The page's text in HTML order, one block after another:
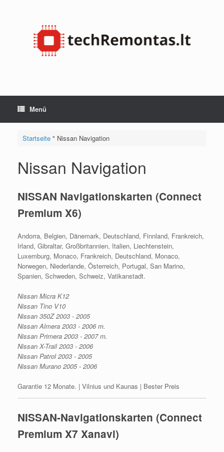
Menü
Startseite" Nissan Navigation
Nissan Navigation
NISSAN Navigationskarten (Connect
Premium X6)
Andorra, Belgien, Dänemark, Deutschland, Finnland, Frankreich,
Irland, Gibraltar, Großbritannien, Italien, Liechtenstein,
Luxemburg, Monaco, Frankreich, Deutschland, Monaco,
Norwegen, Niederlande, Österreich, Portugal, San Marino,
Spanien, Schweden, Schweiz, Vatikanstadt.
Nissan Micra K12
Nissan Tino V10
Nissan 350Z 2003 - 2005
Nissan Almera 2003 - 2006 m.
Nissan Primera 2003 - 2007 m.
Nissan X-Trail 2003 - 2006
Nissan Patrol 2003 - 2005
Nissan Murano 2005 - 2006
Garantie 12 Monate. | Vilnius und Kaunas | Bester Preis
NISSAN-Navigationskarten (Connect
Premium X7 Xanavi)